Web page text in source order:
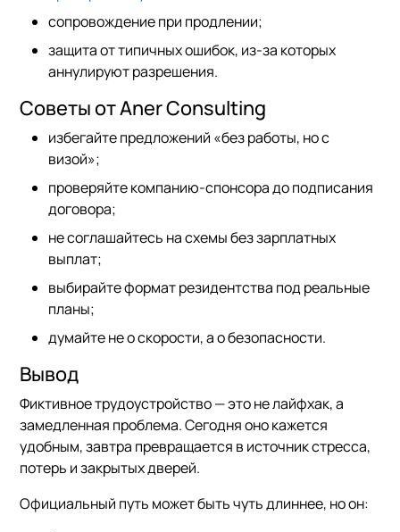
сопровождение при продлении;
защита от типичных ошибок, из-за которых
аннулируют разрешения.
Советы от Aner Consulting
избегайте предложений «без работы, но с
визой»;
проверяйте компанию-спонсора до подписания
договора;
не соглашайтесь на схемы без зарплатных
выплат;
выбирайте формат резидентства под реальные
планы;
думайте не о скорости, а о безопасности.
Вывод
Фиктивное трудоустройство — это не лайфхак, а
замедленная проблема. Сегодня оно кажется
удобным, завтра превращается в источник стресса,
потерь и закрытых дверей.
Официальный путь может быть чуть длиннее, но он: